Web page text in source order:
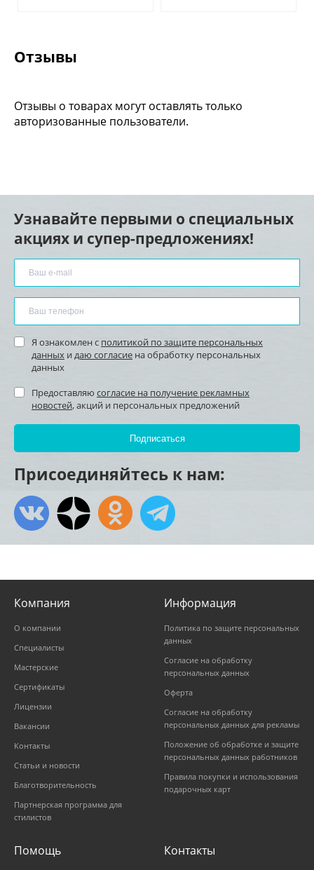
Отзывы
Отзывы о товарах могут оставлять только
авторизованные пользователи.
Узнавайте первыми о специальных
акциях и супер-предложениях!
Я ознакомлен с политикой по защите персональных
данных и даю согласие на обработку персональных
данных
Предоставляю согласие на получение рекламных
новостей, акций и персональных предложений
Присоединяйтесь к нам:
Компания
О компании
Специалисты
Мастерские
Сертификаты
Лицензии
Вакансии
Контакты
Статьи и новости
Благотворительность
Партнерская программа для
стилистов
Информация
Политика по защите персональных
данных
Согласие на обработку
персональных данных
Оферта
Согласие на обработку
персональных данных для рекламы
Положение об обработке и защите
персональных данных работников
Правила покупки и использования
подарочных карт
Помощь Контакты